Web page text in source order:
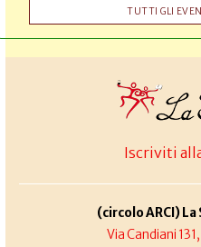
TUTTI GLI
Iscriviti
(circolo ARCI)
Via Candiani